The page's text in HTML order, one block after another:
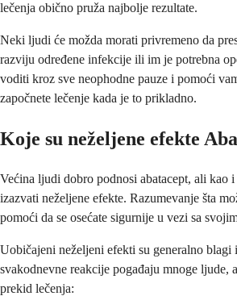
lečenja obično pruža najbolje rezultate.
Neki ljudi će možda morati privremeno da
razviju određene infekcije ili im je potrebna
voditi kroz sve neophodne pauze i pomoći
započnete lečenje kada je to prikladno.
Koje su neželjene efekte
Većina ljudi dobro podnosi abatacept, ali kao
izazvati neželjene efekte. Razumevanje šta
pomoći da se osećate sigurnije u vezi sa
Uobičajeni neželjeni efekti su generalno
svakodnevne reakcije pogađaju mnoge ljude,
prekid lečenja: